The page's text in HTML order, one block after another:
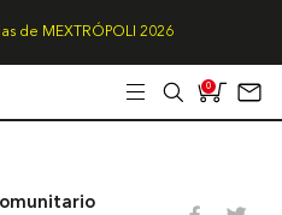
de MEXTRÓPOLI 2026
0